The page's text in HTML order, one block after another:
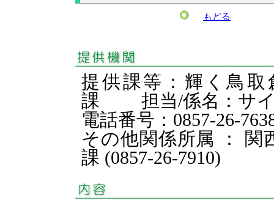
もどる
提供課等：輝く鳥
課 担当/係名：サイ
電話番号：0857-26-
その他関係所属 ： 関
課 (0857-26-7910)